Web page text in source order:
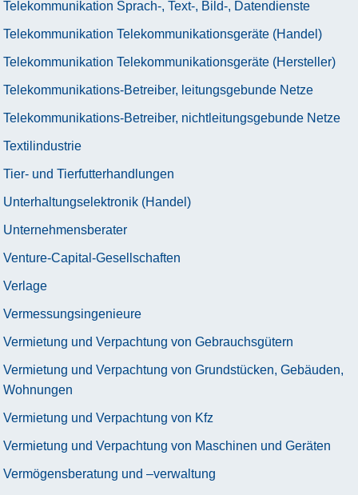
Telekommunikation Sprach-, Text-, Bild-, Datendienste
Telekommunikation Telekommunikationsgeräte (Handel)
Telekommunikation Telekommunikationsgeräte (Hersteller)
Telekommunikations-Betreiber, leitungsgebunde Netze
Telekommunikations-Betreiber, nichtleitungsgebunde Netze
Textilindustrie
Tier- und Tierfutterhandlungen
Unterhaltungselektronik (Handel)
Unternehmensberater
Venture-Capital-Gesellschaften
Verlage
Vermessungsingenieure
Vermietung und Verpachtung von Gebrauchsgütern
Vermietung und Verpachtung von Grundstücken, Gebäuden,
Wohnungen
Vermietung und Verpachtung von Kfz
Vermietung und Verpachtung von Maschinen und Geräten
Vermögensberatung und –verwaltung